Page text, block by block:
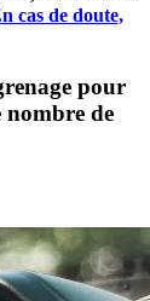
cas de doute,
pour
nombre de